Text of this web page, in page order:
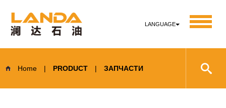
LANGUAGE
Home | PRODUCT | ЗАПЧАСТИ